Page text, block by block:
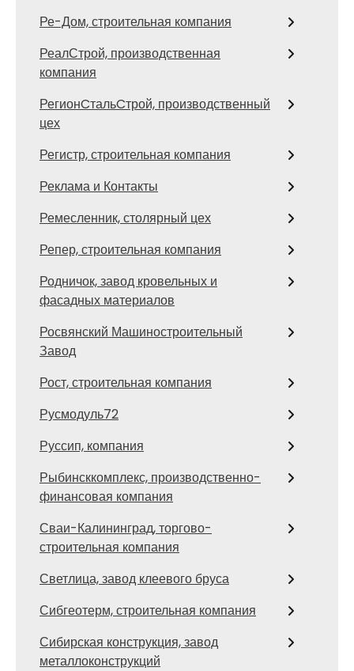
Ре-Дом, строительная компания
РеалСтрой, производственная
компания
РегионCтальCтрой, производственный
цех
Регистр, строительная компания
Реклама и Контакты
Ремесленник, столярный цех
Репер, строительная компания
Родничок, завод кровельных и
фасадных материалов
Росвянский Машиностроительный
Завод
Рост, строительная компания
Русмодуль72
Руссип, компания
Рыбинсккомплекс, производственно-
финансовая компания
Сваи-Калининград, торгово-
строительная компания
Светлица, завод клеевого бруса
Сибгеотерм, строительная компания
Сибирская конструкция, завод
металлоконструкций